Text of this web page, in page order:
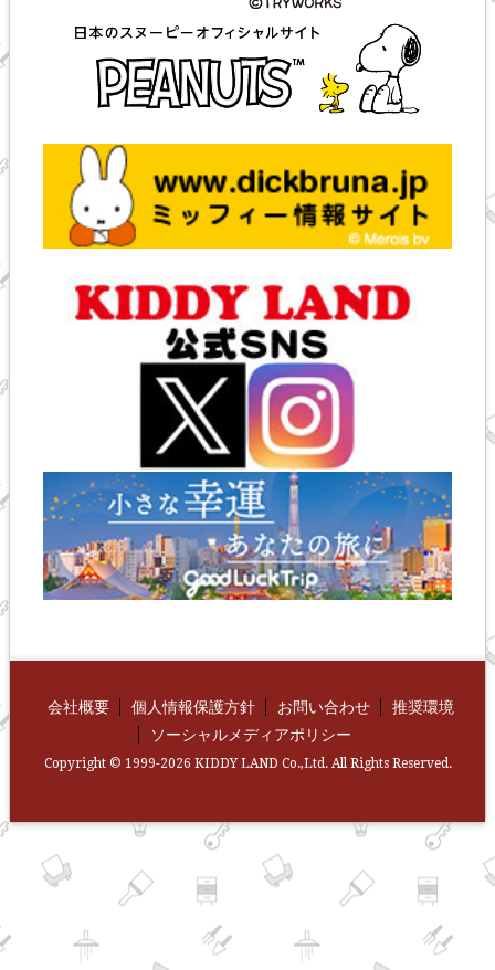
会社概要 個人情報保護方針 お問い合わせ
推奨環境
ソーシャルメディアポリシー
Copyright © 1999-2026 KIDDY LAND Co.,Ltd. All Rights Reserved.